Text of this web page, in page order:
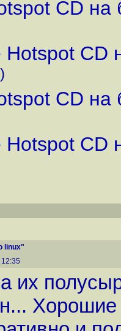
CD на
Hotspot CD
)
CD на
Hotspot CD
linux"
их
Хорошие